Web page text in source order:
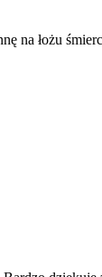
na łożu